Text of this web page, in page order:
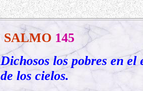
SALMO 145
Dichosos los pobres en
de los cielos.